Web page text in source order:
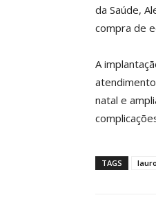
da Saúde,
compra de
A
natal e
TAGS